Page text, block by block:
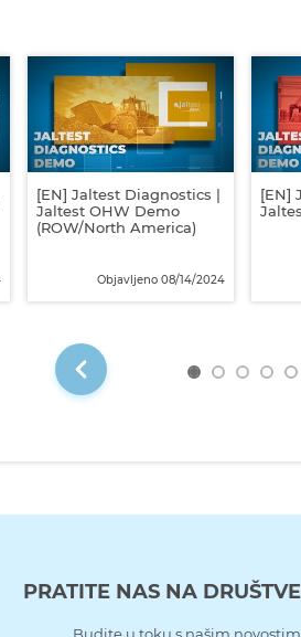
[EN] Jaltest Diagnostics |
Jaltest OHW Demo
(ROW/North America)
[EN]
PRATITE NAS NA